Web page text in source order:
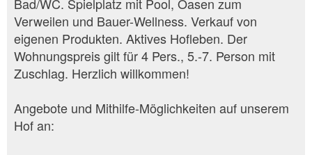
Bad/WC. Spielplatz mit Pool, Oasen zum
Verweilen und Bauer-Wellness. Verkauf von
eigenen Produkten. Aktives Hofleben. Der
Wohnungspreis gilt für 4 Pers., 5.-7. Person mit
Zuschlag. Herzlich willkommen!
Angebote und Mithilfe-Möglichkeiten auf unserem
Hof an: